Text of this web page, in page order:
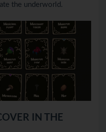
the underworld.
IN THE